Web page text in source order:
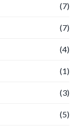
(7)
(7)
(4)
(1)
(3)
(5)